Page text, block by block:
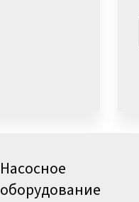
Насосное
оборудование